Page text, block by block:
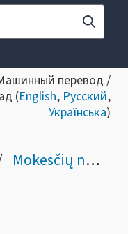
перевод /
(English, Русский,
Українська)
Mokesčių naujienos